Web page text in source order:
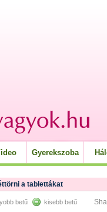
Gyerekszoba
a tablettákat
betű kisebb betű